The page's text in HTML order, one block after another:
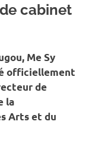
cabinet
Me Sy
officiellement
de
la
Arts et du